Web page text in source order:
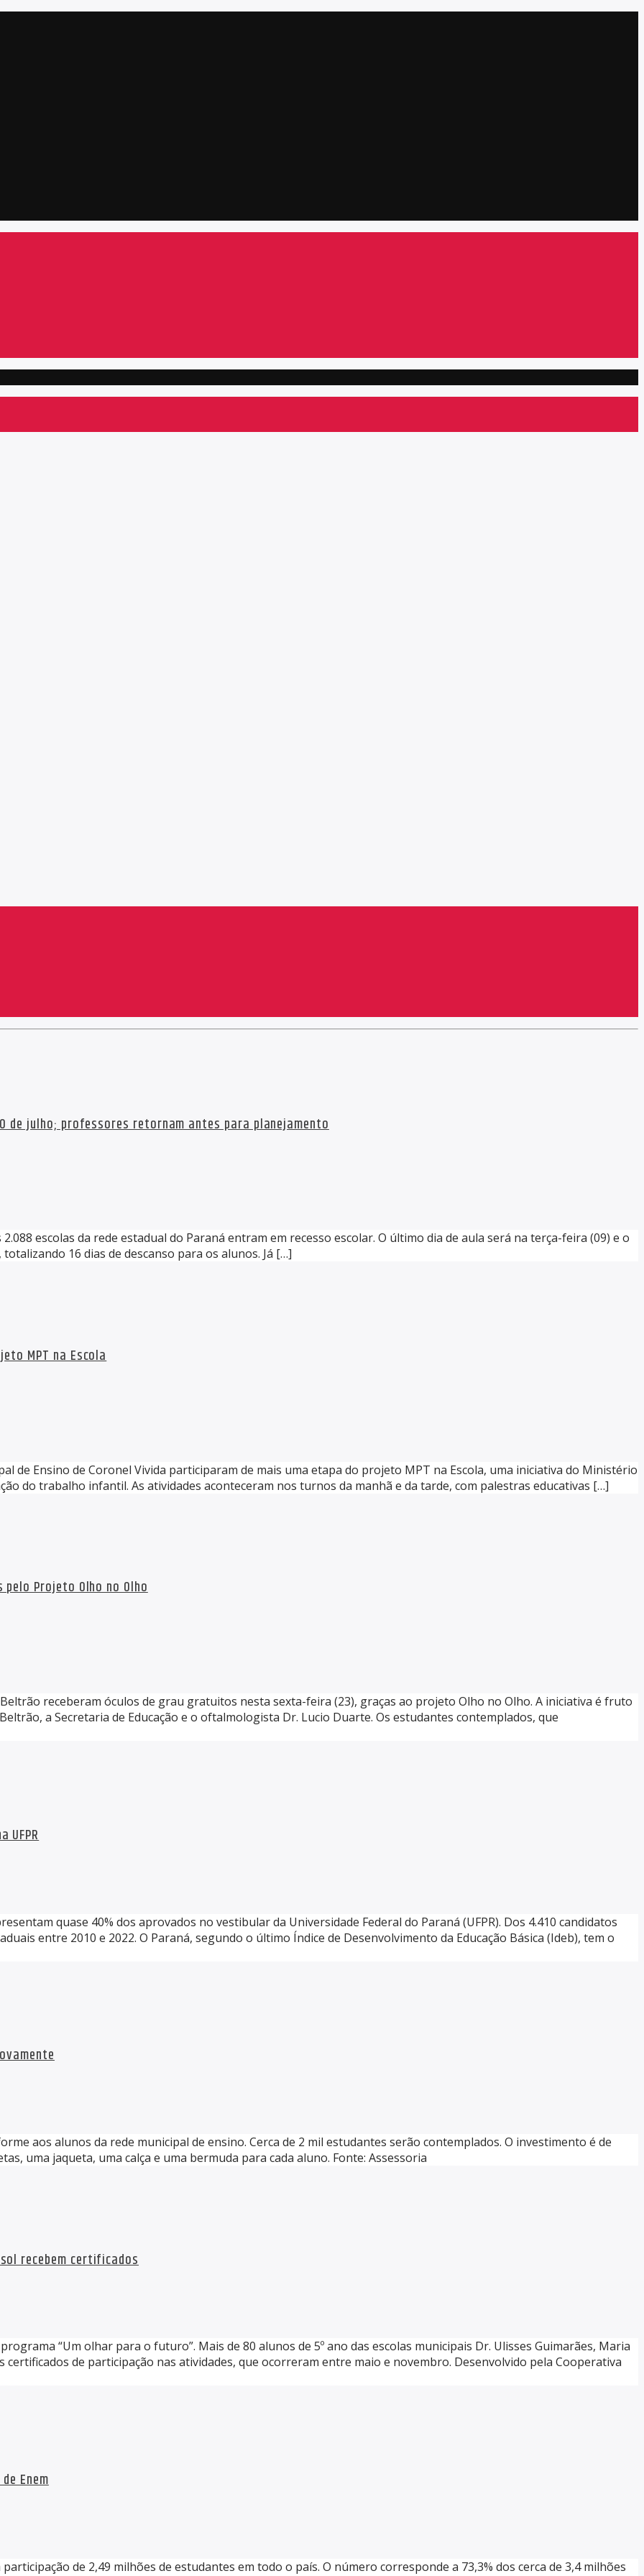
de julho; professores retornam antes para planejamento
escolas da rede estadual do Paraná entram em recesso escolar. O último dia de aula será na terça-feira (09) e o
16 dias de descanso para os alunos. Já […]
MPT na Escola
de Ensino de Coronel Vivida participaram de mais uma etapa do projeto MPT na Escola, uma iniciativa do Ministério
do trabalho infantil. As atividades aconteceram nos turnos da manhã e da tarde, com palestras educativas […]
Projeto Olho no Olho
receberam óculos de grau gratuitos nesta sexta-feira (23), graças ao projeto Olho no Olho. A iniciativa é fruto
a Secretaria de Educação e o oftalmologista Dr. Lucio Duarte. Os estudantes contemplados, que
UFPR
quase 40% dos aprovados no vestibular da Universidade Federal do Paraná (UFPR). Dos 4.410 candidatos
entre 2010 e 2022. O Paraná, segundo o último Índice de Desenvolvimento da Educação Básica (Ideb), tem o
aos alunos da rede municipal de ensino. Cerca de 2 mil estudantes serão contemplados. O investimento é de
uma jaqueta, uma calça e uma bermuda para cada aluno. Fonte: Assessoria
recebem certificados
“Um olhar para o futuro”. Mais de 80 alunos de 5º ano das escolas municipais Dr. Ulisses Guimarães, Maria
certificados de participação nas atividades, que ocorreram entre maio e novembro. Desenvolvido pela Cooperativa
Enem
de 2,49 milhões de estudantes em todo o país. O número corresponde a 73,3% dos cerca de 3,4 milhões